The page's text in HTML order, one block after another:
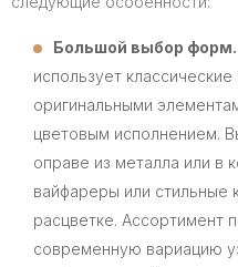
Большой выбор форм.
использует
оригинальными
цветовым исполнением.
оправе из металла или в
вайфареры или стильные
расцветке. Ассортимент
современную вариацию